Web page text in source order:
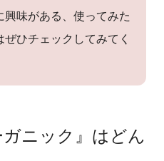
興味がある、使ってみた
ぜひチェックしてみてく
ガニック』はどん